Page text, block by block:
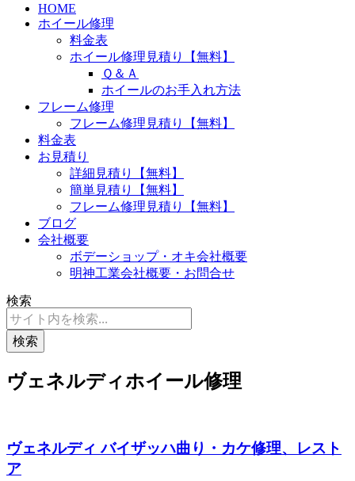
HOME
ホイール修理
料金表
ホイール修理見積り【無料】
Ｑ＆Ａ
ホイールのお手入れ方法
フレーム修理
フレーム修理見積り【無料】
料金表
お見積り
詳細見積り【無料】
簡単見積り【無料】
フレーム修理見積り【無料】
ブログ
会社概要
ボデーショップ・オキ会社概要
明神工業会社概要・お問合せ
検索
検索
ヴェネルディホイール修理
ヴェネルディ バイザッハ曲り・カケ修理、レスト
ア